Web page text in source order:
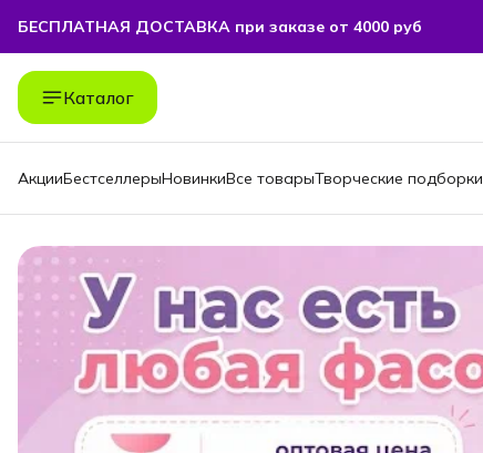
БЕСПЛАТНАЯ ДОСТАВКА при заказе от 4000 руб
БЕСПЛАТНАЯ ДОСТАВКА при заказе от 4000 руб
Каталог
АкцииБестселлерыНовинкиВсе товарыТворческие подборки